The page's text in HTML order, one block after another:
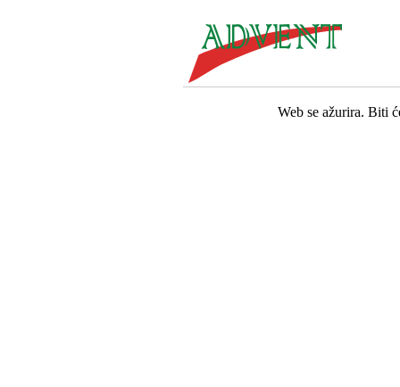
Web se ažurira. Biti